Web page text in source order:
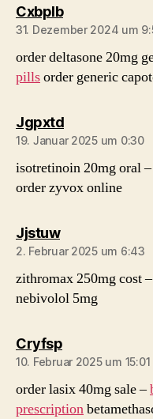
Cxbplbsagt:
31. Dezember 2024 um
order deltasone 20mg
pillsorder generic
Jgpxtdsagt:
19. Januar 2025 um 0:30
isotretinoin 20mg oral –
order zyvox online
Jjstuwsagt:
2. Februar 2025 um 6:43
zithromax 250mg cost –
nebivolol 5mg
Cryfspsagt:
10. Februar 2025 um 15:01
order lasix 40mg sale –
prescription